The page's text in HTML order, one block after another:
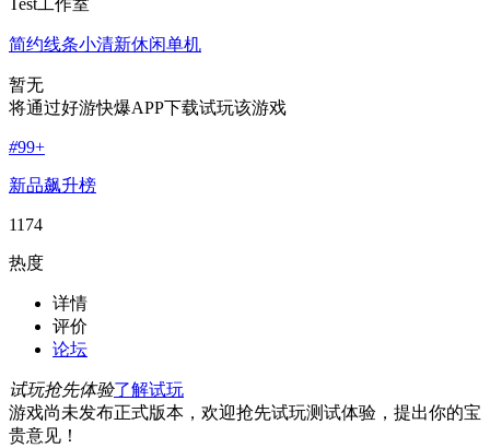
Test工作室
简约线条小清新休闲单机
暂无
将通过好游快爆APP下载试玩该游戏
#99+
新品飙升榜
1174
热度
详情
评价
论坛
试玩抢先体验了解试玩
游戏尚未发布正式版本，欢迎抢先试玩测试体验，提出你的宝
贵意见！